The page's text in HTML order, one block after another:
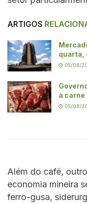
ARTIGOS
quarta,
05/08/
à
05/08/
Além do café,
economia mineira
ferro-gusa,